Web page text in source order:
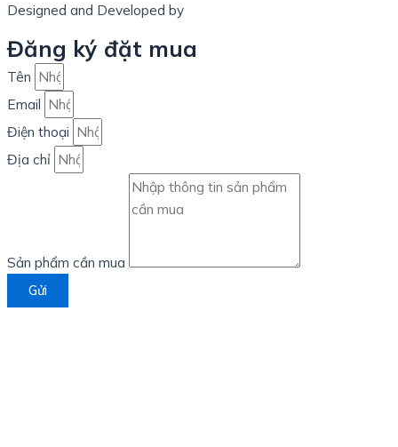
Designed and Developed by
Đăng ký đặt mua
Tên
Email
Điện thoại
Địa chỉ
Sản phẩm cần mua
Gửi